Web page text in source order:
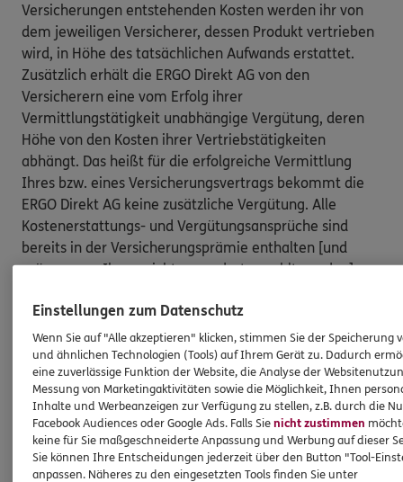
Versicherungen entstehenden Kosten werden ihr von
dem jeweiligen Versicherer, dessen Produkt vertrieben
wird, in Höhe des tatsächlichen Aufwands erstattet.
Zusätzlich erhält die ERGO Direkt AG von den
Versicherern eine vom Erfolg ihrer
Vermittlungstätigkeit unabhängige Vergütung, deren
Höhe von den Kosten ihrer Vertriebstätigkeiten
abhängt. Das heißt für die erfolgreiche Vermittlung
Ihres bzw. eines Versicherungsvertrags bekommt die
ERGO Direkt AG keine zusätzliche Vergütung. Alle
Kostenerstattungs- und Vergütungsansprüche sind
bereits in der Versicherungsprämie enthalten [und
müssen von Ihnen nicht gesondert gezahlt werden].
HINWEIS
Wichtiges aus dem Vermittlerrecht
Ich bin verpflichtet, Ihnen Auskünfte zu meiner
Person zu geben. Sowohl Ihr Schutz als Verbraucher
Einstellungen zum Datenschutz
Wenn Sie auf "Alle akzeptieren" klicken, stimmen Sie der Speicherung
und ähnlichen Technologien (Tools) auf Ihrem Gerät zu. Dadurch
eine zuverlässige Funktion der Website, die Analyse der
Messung von Marketingaktivitäten sowie die Möglichkeit, Ihnen
Inhalte und Werbeanzeigen zur Verfügung zu stellen, z.B. durch die
Facebook Audiences oder Google Ads. Falls Sienicht zustimmen
keine für Sie maßgeschneiderte Anpassung und Werbung auf dieser
Sie können Ihre Entscheidungen jederzeit über den Button "Tool-
anpassen. Näheres zu den eingesetzten Tools finden Sie unter